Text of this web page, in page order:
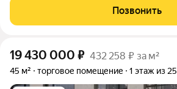
Позвонить
19 430 000 ₽ 432 258 ₽ за м²
45 м² торговое помещение 1 этаж из 25